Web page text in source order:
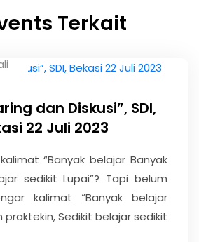
Terkait
dan Diskusi”, SDI,
22 Juli 2023
“Banyak belajar Banyak
sedikit Lupai”? Tapi belum
kalimat “Banyak belajar
praktekin, Sedikit belajar sedikit